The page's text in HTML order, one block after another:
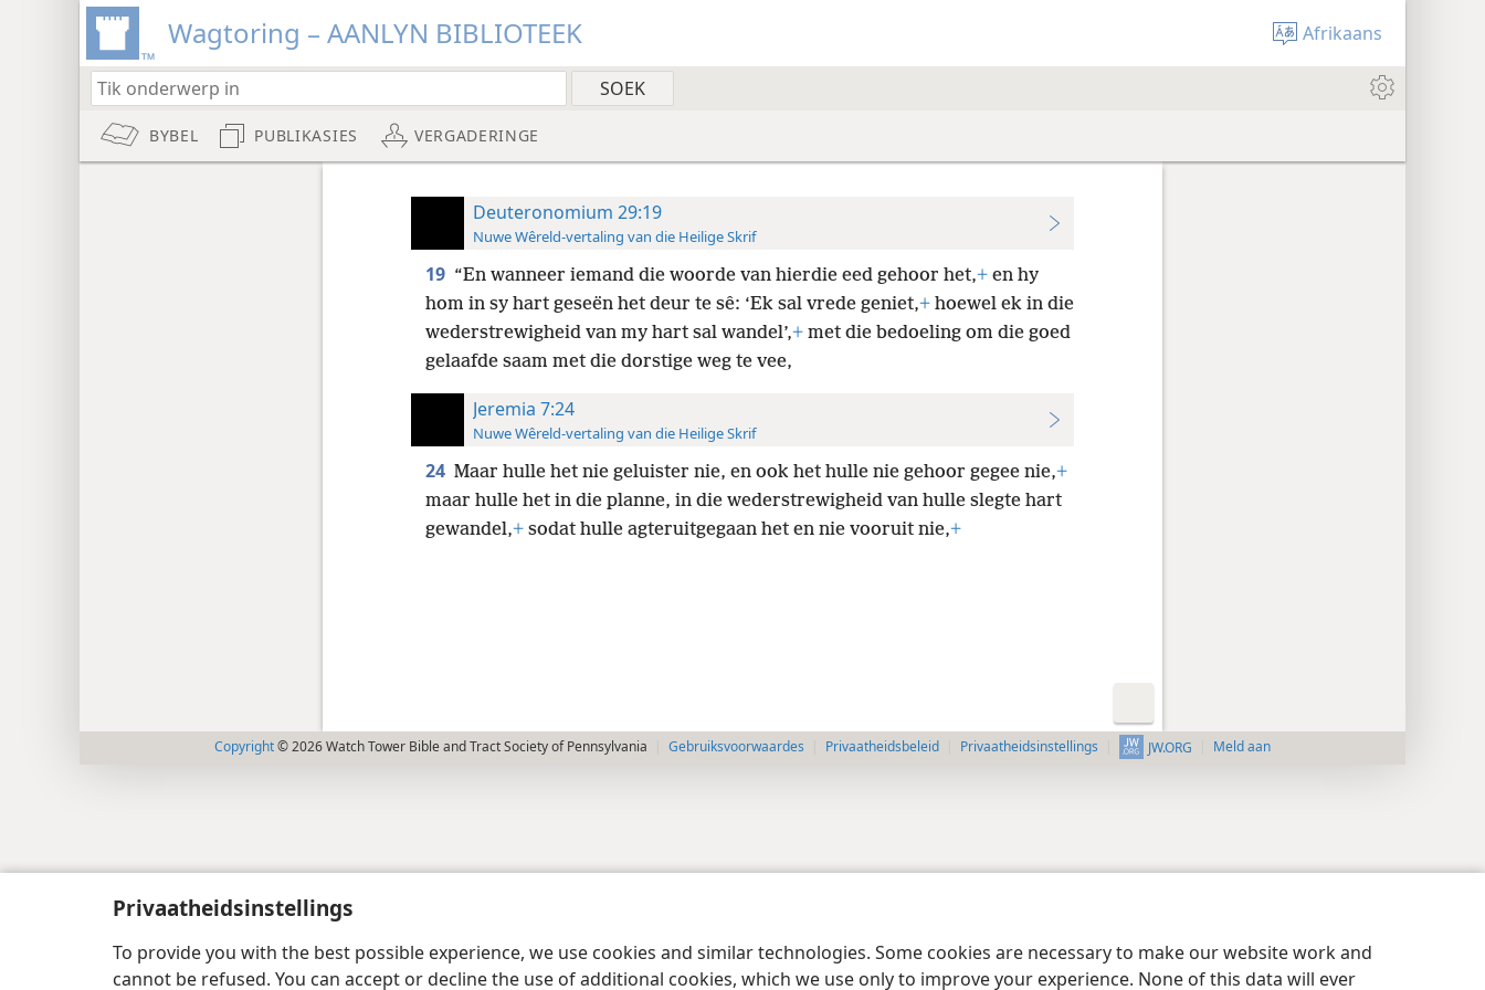
Privaatheidsinstellings
To provide you with the best possible experience, we use cookies and similar technologies. Some cookies are necessary to make our website work and
cannot be refused. You can accept or decline the use of additional cookies, which we use only to improve your experience. None of this data will ever
Wagtoring – AANLYN BIBLIOTEEK Afrikaans
BYBEL PUBLIKASIES VERGADERINGE
Deuteronomium 29:19
Nuwe Wêreld-vertaling van die Heilige Skrif
19 “En wanneer iemand die woorde van hierdie eed gehoor het,+en hy
hom in sy hart geseën het deur te sê: ‘Ek sal vrede geniet,+hoewel ek in die
wederstrewigheid van my hart sal wandel’,+met die bedoeling om die goed
gelaafde saam met die dorstige weg te vee,
Jeremia 7:24
Nuwe Wêreld-vertaling van die Heilige Skrif
24 Maar hulle het nie geluister nie, en ook het hulle nie gehoor gegee nie,+
maar hulle het in die planne, in die wederstrewigheid van hulle slegte hart
gewandel,+sodat hulle agteruitgegaan het en nie vooruit nie,+
Copyright© 2026 Watch Tower Bible and Tract Society of Pennsylvania Gebruiksvoorwaardes Privaatheidsbeleid Privaatheidsinstellings JW.ORG Meld aan